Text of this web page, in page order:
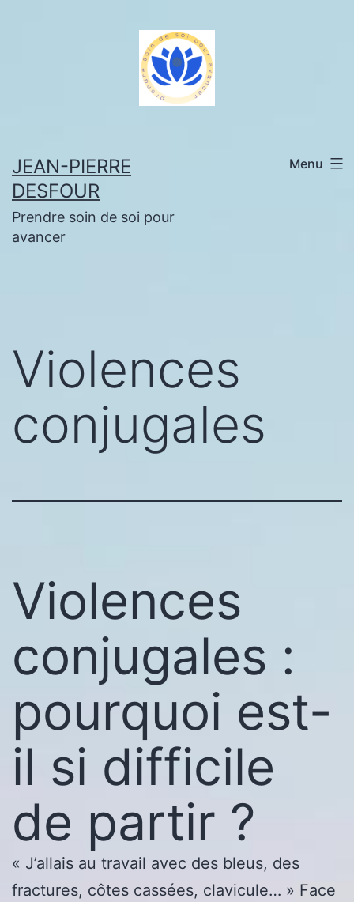
JEAN-PIERRE
DESFOUR
Prendre soin de soi pour
avancer
Menu
Violences
conjugales
Violences
conjugales :
pourquoi est-
il si difficile
de partir ?
« J’allais au travail avec des bleus, des
fractures, côtes cassées, clavicule… » Face